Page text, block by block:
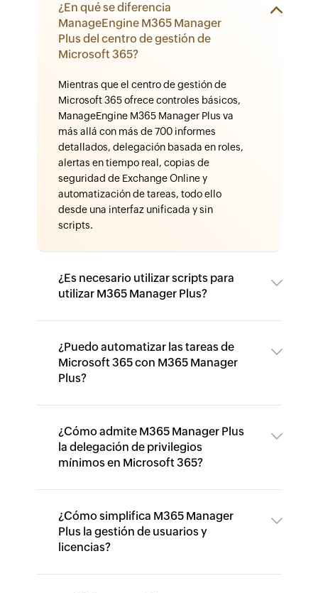
¿En qué se diferencia
ManageEngine M365 Manager
Plus del centro de gestión de
Microsoft 365?
Mientras que el centro de gestión de
Microsoft 365 ofrece controles básicos,
ManageEngine M365 Manager Plus va
más allá con más de 700 informes
detallados, delegación basada en roles,
alertas en tiempo real, copias de
seguridad de Exchange Online y
automatización de tareas, todo ello
desde una interfaz unificada y sin
scripts.
¿Es necesario utilizar scripts para
utilizar M365 Manager Plus?
¿Puedo automatizar las tareas de
Microsoft 365 con M365 Manager
Plus?
¿Cómo admite M365 Manager Plus
la delegación de privilegios
mínimos en Microsoft 365?
¿Cómo simplifica M365 Manager
Plus la gestión de usuarios y
licencias?